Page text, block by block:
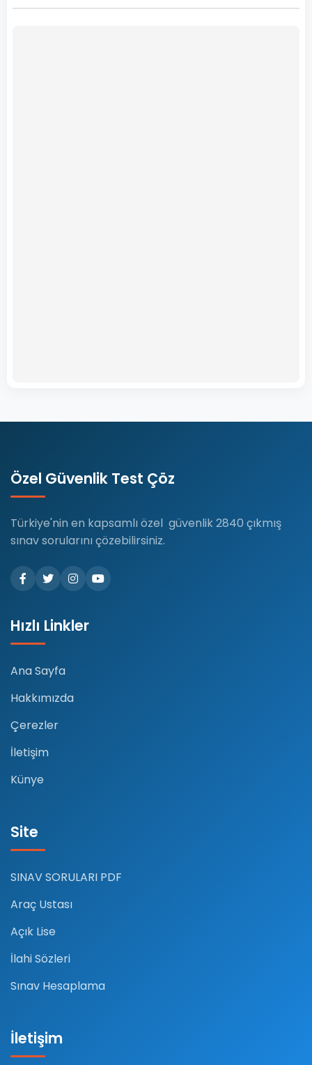
Özel Güvenlik Test Çöz
Türkiye'nin en kapsamlı özel güvenlik 2840 çıkmış
sınav sorularını çözebilirsiniz.
Hızlı Linkler
Ana Sayfa
Hakkımızda
Çerezler
İletişim
Künye
Site
SINAV SORULARI PDF
Araç Ustası
Açık Lise
İlahi Sözleri
Sınav Hesaplama
İletişim